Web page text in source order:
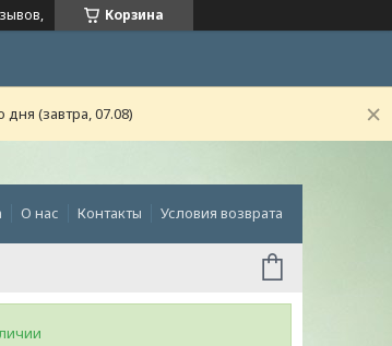
Корзина
(завтра, 07.08)
О нас Контакты Условия возврата